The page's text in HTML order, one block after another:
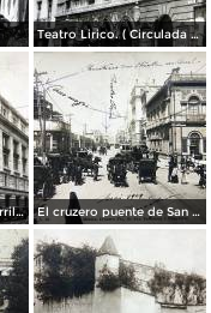
Teatro Lirico. ( Circulada el 1 de Agosto de 1926 ).
Edicicio de los ferrocarriles. El cruzero puente de San Francisco y Guardiola por el fotografo Felix Miret.